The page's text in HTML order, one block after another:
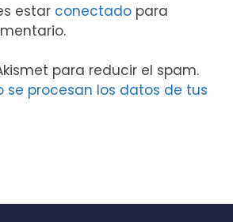
estar conectado para
para reducir el spam.
se procesan los datos de tus